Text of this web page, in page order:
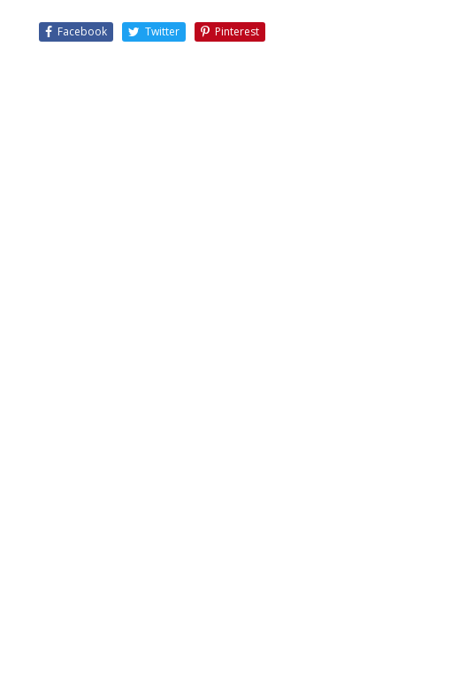
Facebook Twitter Pinterest